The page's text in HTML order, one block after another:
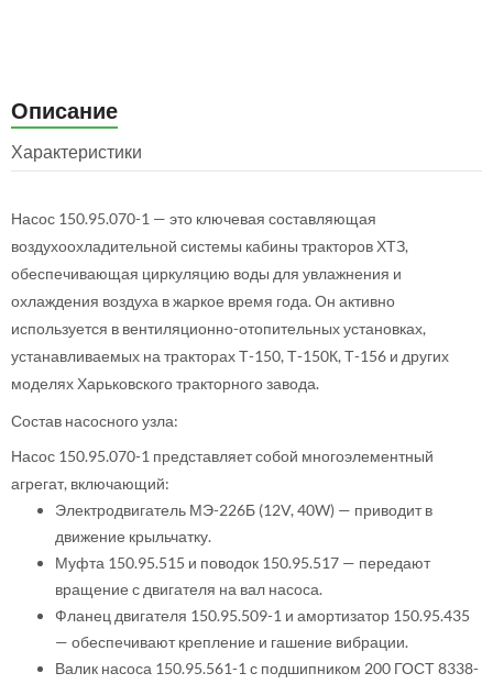
Описание
Характеристики
Насос 150.95.070-1 — это ключевая составляющая
воздухоохладительной системы кабины тракторов ХТЗ,
обеспечивающая циркуляцию воды для увлажнения и
охлаждения воздуха в жаркое время года. Он активно
используется в вентиляционно-отопительных установках,
устанавливаемых на тракторах Т-150, Т-150К, Т-156 и других
моделях Харьковского тракторного завода.
Состав насосного узла:
Насос 150.95.070-1 представляет собой многоэлементный
агрегат, включающий:
Электродвигатель МЭ-226Б (12V, 40W) — приводит в
движение крыльчатку.
Муфта 150.95.515 и поводок 150.95.517 — передают
вращение с двигателя на вал насоса.
Фланец двигателя 150.95.509-1 и амортизатор 150.95.435
— обеспечивают крепление и гашение вибрации.
Валик насоса 150.95.561-1 с подшипником 200 ГОСТ 8338-